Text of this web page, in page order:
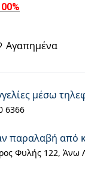
Αγαπημένα
μέσω
6366
παραλαβή από
Φυλής 122, Άνω